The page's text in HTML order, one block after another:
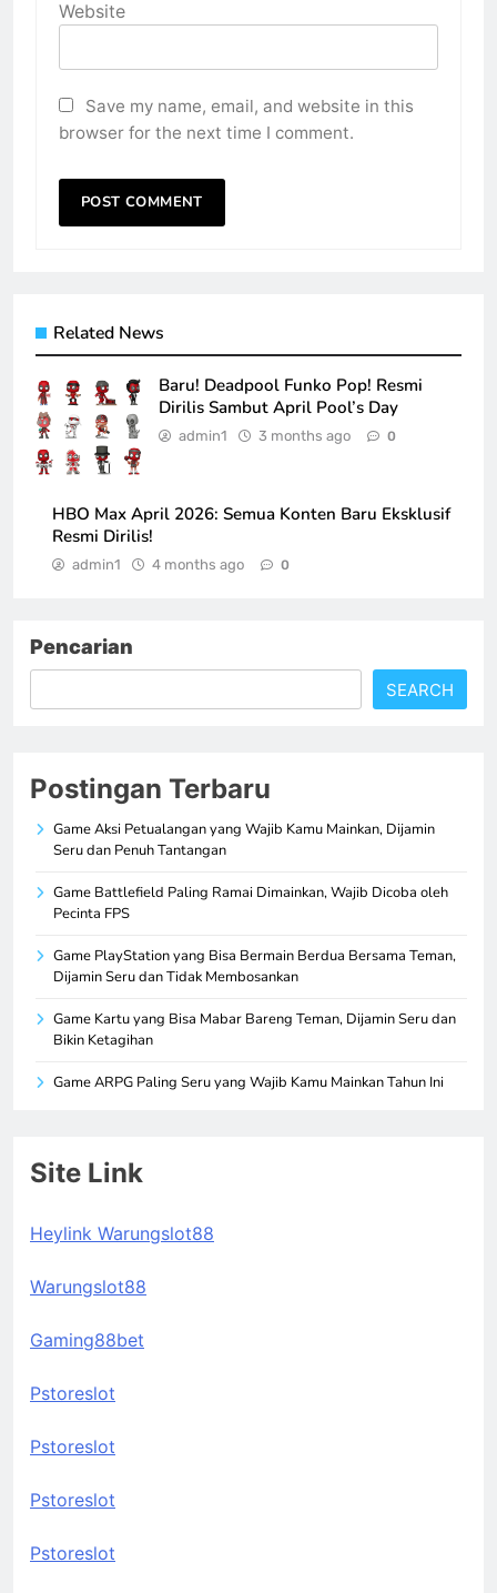
Website
Save my name, email, and website in this
browser for the next time I comment.
Related News
Baru! Deadpool Funko Pop! Resmi
Dirilis Sambut April Pool’s Day
admin1 3 months ago 0
HBO Max April 2026: Semua Konten Baru Eksklusif
Resmi Dirilis!
admin1 4 months ago 0
Pencarian
SEARCH
Postingan Terbaru
Game Aksi Petualangan yang Wajib Kamu Mainkan, Dijamin
Seru dan Penuh Tantangan
Game Battlefield Paling Ramai Dimainkan, Wajib Dicoba oleh
Pecinta FPS
Game PlayStation yang Bisa Bermain Berdua Bersama Teman,
Dijamin Seru dan Tidak Membosankan
Game Kartu yang Bisa Mabar Bareng Teman, Dijamin Seru dan
Bikin Ketagihan
Game ARPG Paling Seru yang Wajib Kamu Mainkan Tahun Ini
Site Link
Heylink Warungslot88
Warungslot88
Gaming88bet
Pstoreslot
Pstoreslot
Pstoreslot
Pstoreslot